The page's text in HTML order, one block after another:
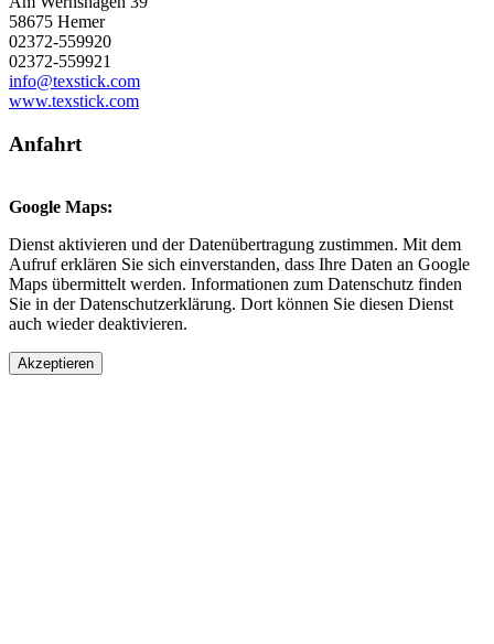
58675 Hemer
02372-559920
02372-559921
info@texstick.com
www.texstick.com
Anfahrt
Google Maps:
Dienst aktivieren und der Datenübertragung zustimmen. Mit dem
Aufruf erklären Sie sich einverstanden, dass Ihre Daten an Google
Maps übermittelt werden. Informationen zum Datenschutz finden
Sie in der Datenschutzerklärung. Dort können Sie diesen Dienst
auch wieder deaktivieren.
Akzeptieren